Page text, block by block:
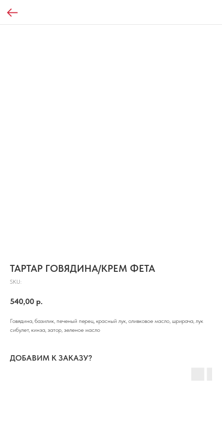
ТАРТАР ГОВЯДИНА/КРЕМ ФЕТА
SKU:
540,00 р.
Говядина, базилик, печеный перец, красный лук, оливковое масло, шрирача, лук
сибулет, кинза, затор, зеленое масло
ДОБАВИМ К ЗАКАЗУ?